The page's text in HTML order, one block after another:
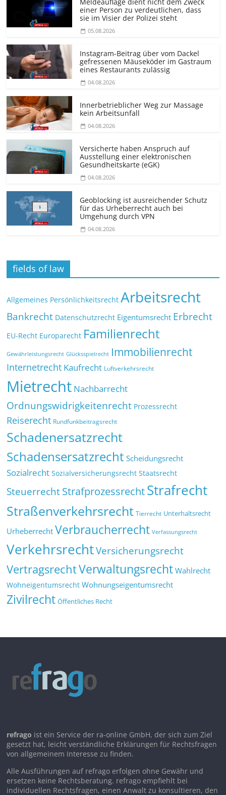
einer Person zu verdeutlichen, dass
sie im Visier der Polizei steht
05.08.2026
Instagram-Beitrag über vom Dackel
gefressenen Mäuseköder im Gastraum
eines Restaurants zulässig
04.08.2026
Innerbetrieblicher Weg zur Massage
kein Arbeitsunfall
04.08.2026
Versicherte haben Anspruch auf
Ausstellung einer elektronischen
Gesundheitskarte (eGK)
04.08.2026
Geoblocking ist ausreichender Schutz
für das Urheberrecht auch bei
Umgehung durch VPN
04.08.2026
fields of law
Allgemeines Persönlichkeitsrecht Arbeitsrecht
Bankrecht Datenschutzrecht Eigentumsrecht Erbrecht
EU-Recht Europarecht Familienrecht
Gewährleistungsrecht Glücksspielrecht Immobilienrecht
Internetrecht Kaufrecht Luftverkehrsrecht
Mietrecht Nachbarrecht
Ordnungswidrigkeitenrecht Prozessrecht
Reiserecht Rundfunkbeitragsrecht
Schadenersatzrecht
Schadensersatzrecht Scheidungsrecht
Sozialrecht Sozialversicherungsrecht Staatsrecht
SteuerrechtStrafprozessrechtStrafrecht
Straßenverkehrsrecht Tierrecht Unterhaltsrecht
Urheberrecht Verbraucherrecht Verfassungsrecht
VerkehrsrechtVersicherungsrecht
VertragsrechtVerwaltungsrecht Wahlrecht
Wohneigentumsrecht Wohnungseigentumsrecht
Zivilrecht Öffentliches Recht
refrago ist ein Service der ra-online GmbH, der sich zum Ziel
gesetzt hat, leicht verständliche Erklärungen für Rechtsfragen
von allgemeinem Interesse zu finden.
Alle Ausführungen auf refrago erfolgen ohne Gewähr und
ersetzen keine Rechtsberatung. refrago empfiehlt bei
individuellen Rechtsfragen, einen Anwalt zu konsultieren, den